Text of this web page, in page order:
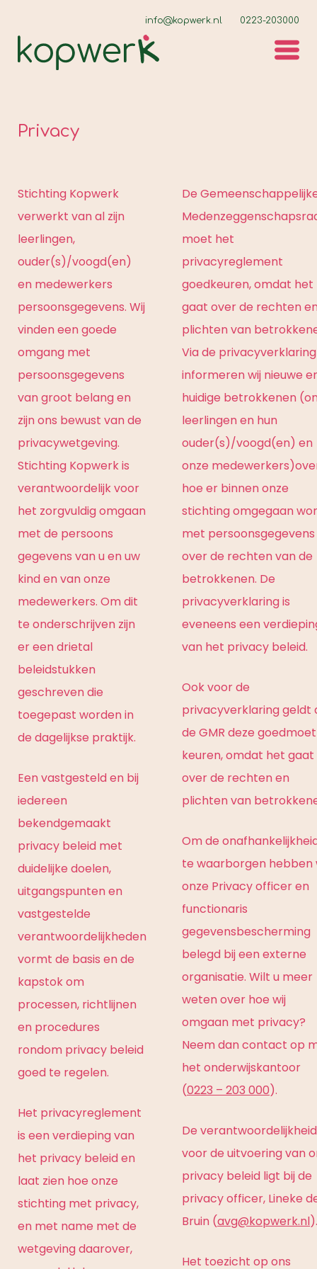
info@kopwerk.nl 0223-203000
Privacy
Stichting Kopwerk
verwerkt van al zijn
leerlingen,
ouder(s)/voogd(en)
en medewerkers
persoonsgegevens. Wij
vinden een goede
omgang met
persoonsgegevens
van groot belang en
zijn ons bewust van de
privacywetgeving.
Stichting Kopwerk is
verantwoordelijk voor
het zorgvuldig omgaan
met de persoons
gegevens van u en uw
kind en van onze
medewerkers. Om dit
te onderschrijven zijn
er een drietal
beleidstukken
geschreven die
toegepast worden in
de dagelijkse praktijk.
Een vastgesteld en bij
iedereen
bekendgemaakt
privacy beleid met
duidelijke doelen,
uitgangspunten en
vastgestelde
verantwoordelijkheden
vormt de basis en de
kapstok om
processen, richtlijnen
en procedures
rondom privacy beleid
goed te regelen.
Het privacyreglement
is een verdieping van
het privacy beleid en
laat zien hoe onze
stichting met privacy,
en met name met de
wetgeving daarover,
De
moet het
privacyreglement
goedkeuren, omdat het
gaat over de rechten
plichten van
Via de privacyverklaring
informeren wij nieuwe
huidige betrokkenen
leerlingen en hun
ouder(s)/voogd(en) en
onze
hoe er binnen onze
stichting omgegaan
met
over de rechten van de
betrokkenen. De
privacyverklaring is
eveneens een
van het privacy beleid.
Ook voor de
privacyverklaring geldt
de GMR deze goedmoet
keuren, omdat het gaat
over de rechten en
plichten van
Om de
te waarborgen hebben
onze Privacy officer en
functionaris
gegevensbescherming
belegd bij een externe
organisatie. Wilt u meer
weten over hoe wij
omgaan met privacy?
Neem dan contact op
het onderwijskantoor
(0223 – 203 000).
De verantwoordelijkheid
voor de uitvoering van
privacy beleid ligt bij de
privacy officer, Lineke
Bruin (avg@kopwerk.nl).
Het toezicht op ons